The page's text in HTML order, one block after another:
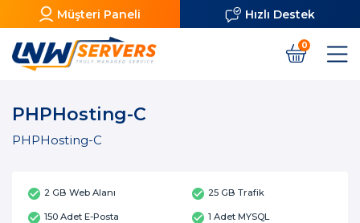
Müşteri Paneli Hızlı Destek
0
PHPHosting-C
PHPHosting-C
2 GB Web Alanı 25 GB Trafik
150 Adet E-Posta 1 Adet MYSQL